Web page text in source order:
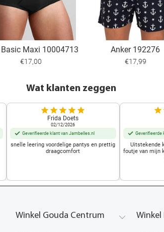
Maxi 10004713
€17,00
Anker 192276
€17,99
Wat klanten zeggen
Frida Doets
02/12/2026
Geverifieerde klant van Jambelles.nl
snelle leering voordelige pantys en prettig
draagcomfort
Geverifieerde
Uitstekende
foutje van mijn
Winkel Gouda Centrum Winkel